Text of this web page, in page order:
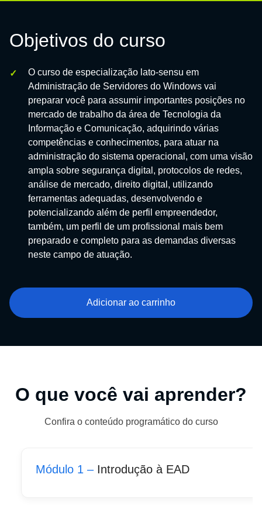
Objetivos do curso
O curso de especialização lato-sensu em
Administração de Servidores do Windows vai
preparar você para assumir importantes posições no
mercado de trabalho da área de Tecnologia da
Informação e Comunicação, adquirindo várias
competências e conhecimentos, para atuar na
administração do sistema operacional, com uma visão
ampla sobre segurança digital, protocolos de redes,
análise de mercado, direito digital, utilizando
ferramentas adequadas, desenvolvendo e
potencializando além de perfil empreendedor,
também, um perfil de um profissional mais bem
preparado e completo para as demandas diversas
neste campo de atuação.
Adicionar ao carrinho
O que você vai aprender?
Confira o conteúdo programático do curso
Módulo 1 – Introdução à EAD